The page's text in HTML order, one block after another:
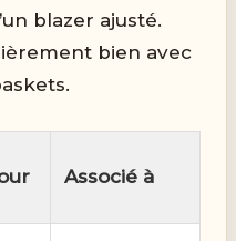
blazer ajusté.
bien avec
Associé à